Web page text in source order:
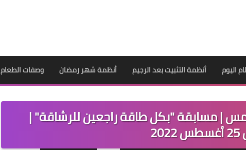
اليوم أنظمة التثبيت بعد الرجيم أنظمة شهر رمضان وصفات الطعام
| مسابقة "بكل طاقة راجعين للرشاقة" |